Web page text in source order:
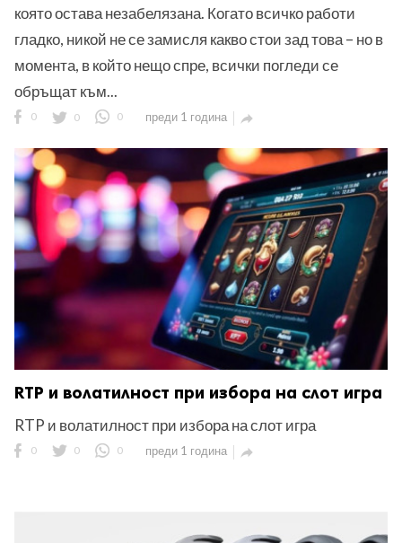
която остава незабелязана. Когато всичко работи
гладко, никой не се замисля какво стои зад това – но в
момента, в който нещо спре, всички погледи се
обръщат към...
0 0 0 преди 1 година 
RTP и волатилност при избора на слот игра
RTP и волатилност при избора на слот игра
0 0 0 преди 1 година 